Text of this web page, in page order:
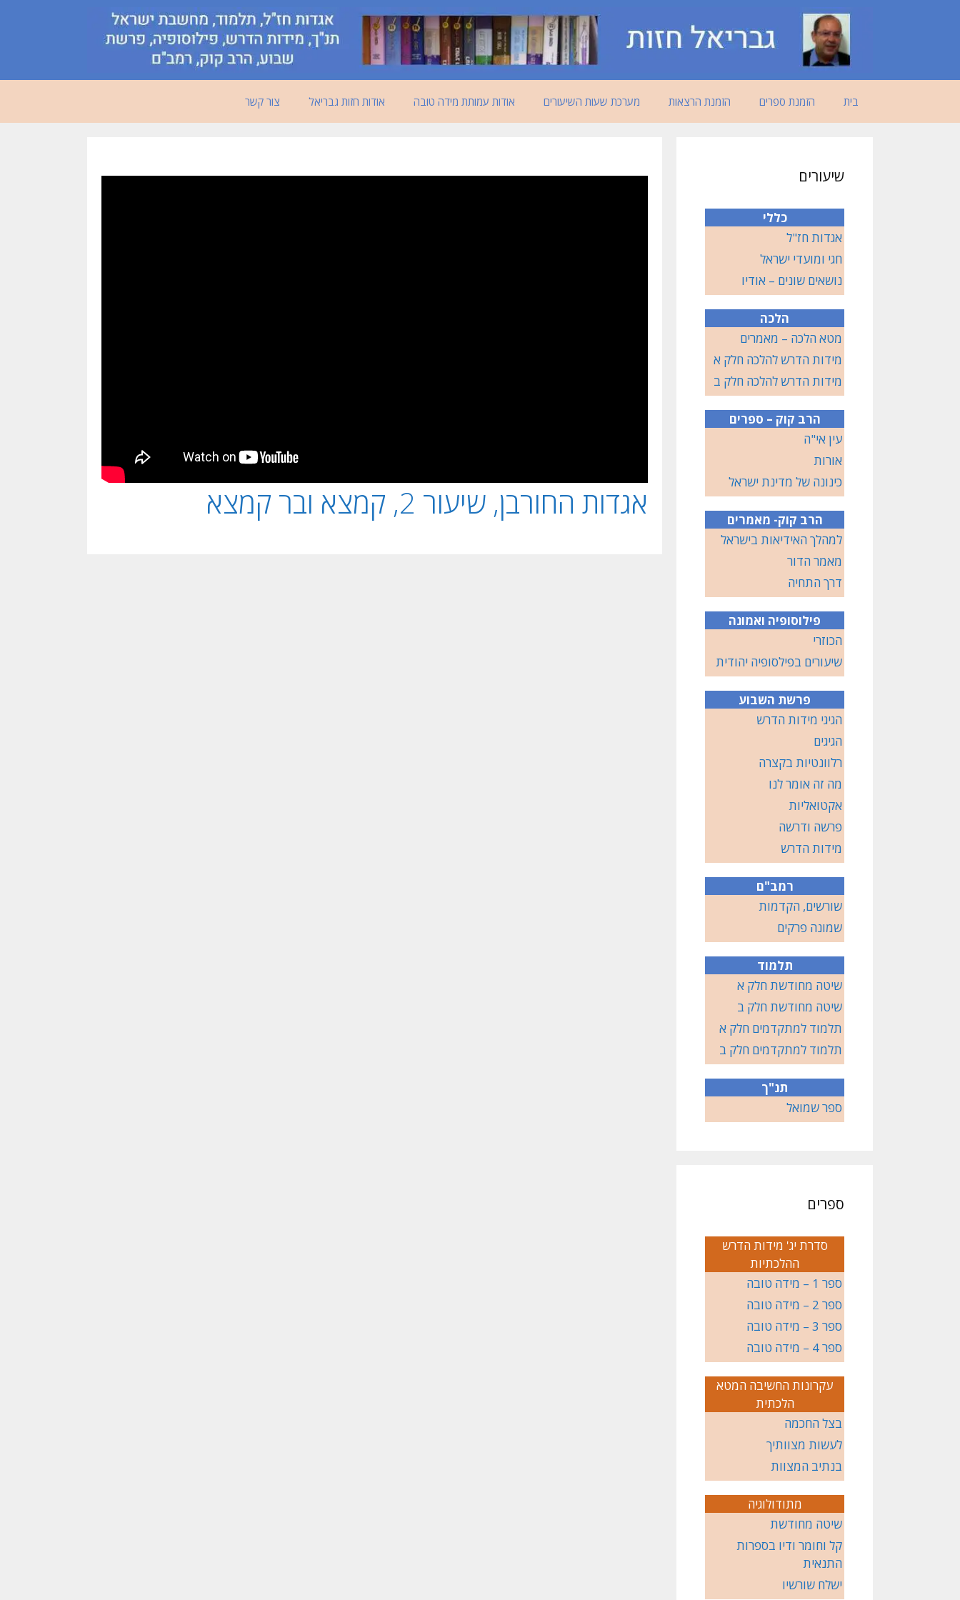
בית הזמנת ספרים הזמנת הרצאות מערכת שעות השיעורים אודות עמותת מידה טובה אודות חזות גבריאל צור קשר
אגדות החורבן, שיעור 2, קמצא ובר קמצא
שיעורים
כללי
אגדות חז"ל
חגי ומועדי ישראל
נושאים שונים – אודיו
הלכה
מטא הלכה – מאמרים
מידות הדרש להלכה חלק א
מידות הדרש להלכה חלק ב
הרב קוק – ספרים
עין אי"ה
אורות
כינונה של מדינת ישראל
הרב קוק- מאמרים
למהלך האידיאות בישראל
מאמר הדור
דרך התחיה
פילוסופיה ואמונה
הכוזרי
שיעורים בפילסופיה יהודית
פרשת השבוע
הגיגי מידות הדרש
הגיגים
רלוונטיות בקצרה
מה זה אומר לנו
אקטואליות
פרשה ודרשה
מידות הדרש
רמב"ם
שורשים, הקדמות
שמונה פרקים
תלמוד
שיטה מחודשת חלק א
שיטה מחודשת חלק ב
תלמוד למתקדמים חלק א
תלמוד למתקדמים חלק ב
תנ"ך
ספר שמואל
ספרים
סדרת יג' מידות הדרש
ההלכתיות
ספר 1 – מידה טובה
ספר 2 – מידה טובה
ספר 3 – מידה טובה
ספר 4 – מידה טובה
עקרונות החשיבה המטא
הלכתית
בצל החכמה
לעשות מצוותיך
בנתיב המצוות
מתודולוגיה
שיטה מחודשת
קל וחומר ודיו בספרות
התנאית
ישלח שורשיו